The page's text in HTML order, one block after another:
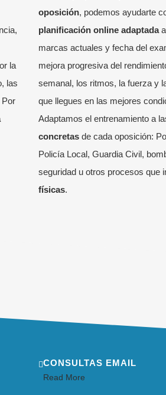
la
las
oposición, podemos ayudarte
planificación online adaptadaa
marcas actuales y fecha del
mejora progresiva del
semanal, los ritmos, la fuerza y
que llegues en las mejores
Adaptamos el entrenamiento a
concretas de cada oposición:
Policía Local, Guardia Civil,
seguridad u otros procesos que
físicas.
CONSULTAS EMAIL
Read More